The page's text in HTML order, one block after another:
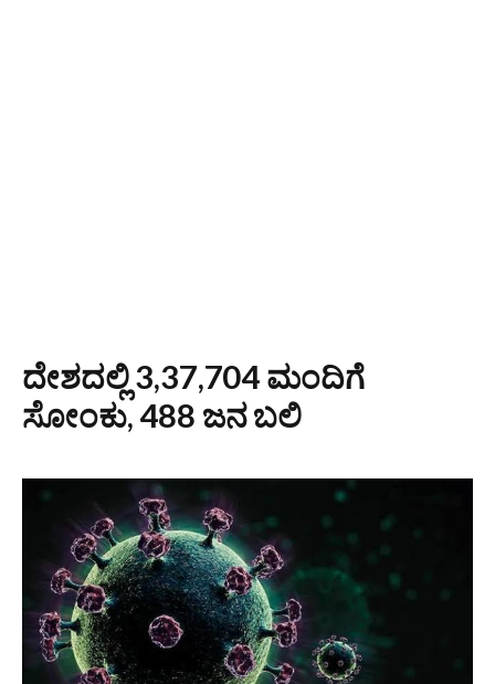
ದೇಶದಲ್ಲಿ 3,37,704 ಮಂದಿಗೆ
ಸೋಂಕು, 488 ಜನ ಬಲಿ